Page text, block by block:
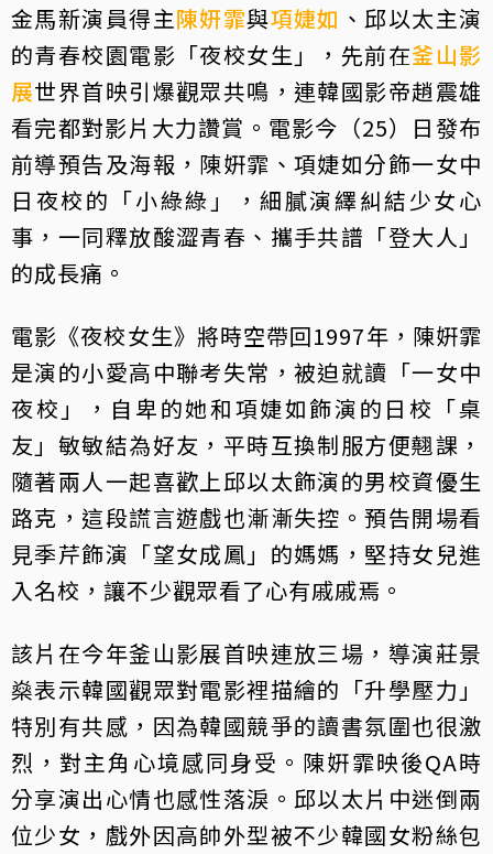
金馬新演員得主陳姸霏與項婕如 、邱以太主演
的青春校園電影「夜校女生」，先前在釜山影
展世界首映引爆觀眾共鳴，連韓國影帝趙震雄
看完都對影片大力讚賞。電影今（25）日發布
前導預告及海報，陳姸霏、項婕如分飾一女中
日夜校的「小綠綠」，細膩演繹糾結少女心
事，一同釋放酸澀青春、攜手共譜「登大人」
的成長痛。
電影《夜校女生》將時空帶回1997年，陳姸霏
是演的小愛高中聯考失常，被迫就讀「一女中
夜校」，自卑的她和項婕如飾演的日校「桌
友」敏敏結為好友，平時互換制服方便翹課，
隨著兩人一起喜歡上邱以太飾演的男校資優生
路克，這段謊言遊戲也漸漸失控。預告開場看
見季芹飾演「望女成鳳」的媽媽，堅持女兒進
入名校，讓不少觀眾看了心有戚戚焉。
該片在今年釜山影展首映連放三場，導演莊景
燊表示韓國觀眾對電影裡描繪的「升學壓力」
特別有共感，因為韓國競爭的讀書氛圍也很激
烈，對主角心境感同身受。陳姸霏映後QA時
分享演出心情也感性落淚。邱以太片中迷倒兩
位少女，戲外因高帥外型被不少韓國女粉絲包